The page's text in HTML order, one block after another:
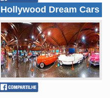
Hollywood Dream Cars